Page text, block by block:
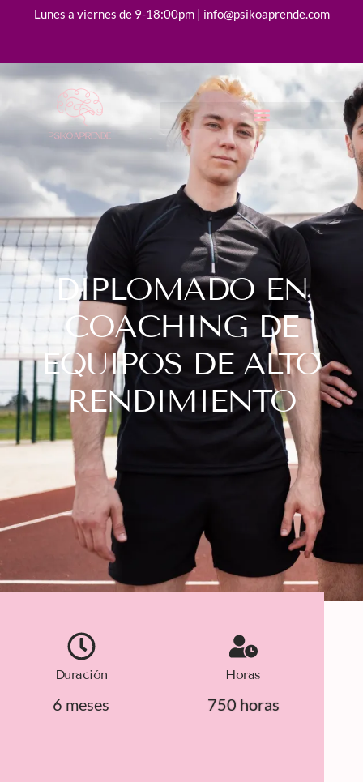
Lunes a viernes de 9-18:00pm | info@psikoaprende.com
DIPLOMADO EN
COACHING DE
EQUIPOS DE ALTO
RENDIMIENTO
Duración
6 meses
Horas
750 horas